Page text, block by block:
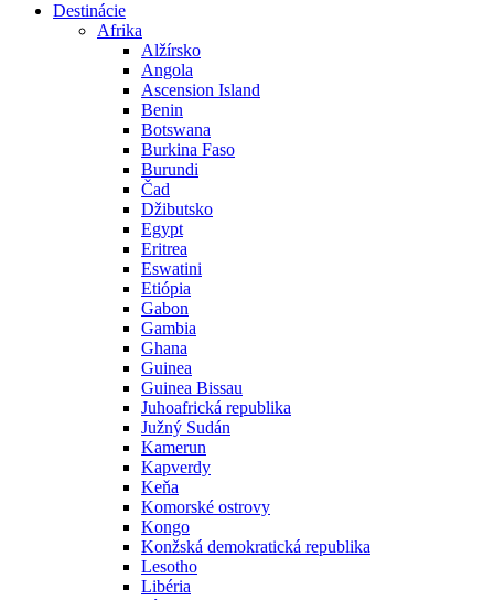
Destinácie
Afrika
Alžírsko
Angola
Ascension Island
Benin
Botswana
Burkina Faso
Burundi
Čad
Džibutsko
Egypt
Eritrea
Eswatini
Etiópia
Gabon
Gambia
Ghana
Guinea
Guinea Bissau
Juhoafrická republika
Južný Sudán
Kamerun
Kapverdy
Keňa
Komorské ostrovy
Kongo
Konžská demokratická republika
Lesotho
Libéria